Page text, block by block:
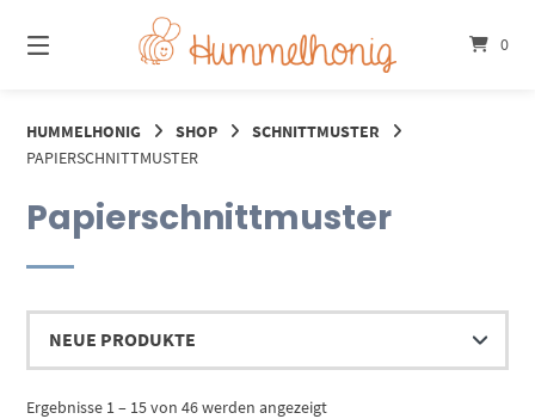
zum
Inhalt
0
HUMMELHONIG SHOP
SCHNITTMUSTER
PAPIERSCHNITTMUSTER
Papierschnittmuster
Ergebnisse 1 – 15 von 46 werden angezeigtNach